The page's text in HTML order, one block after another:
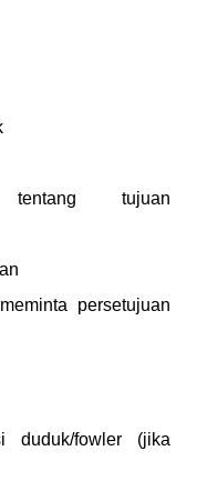
tentang tujuan
persetujuan
duduk/fowler (jika